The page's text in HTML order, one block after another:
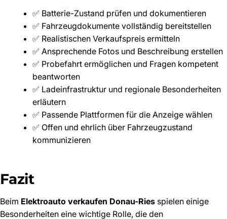
✅ Batterie-Zustand prüfen und dokumentieren
✅ Fahrzeugdokumente vollständig bereitstellen
✅ Realistischen Verkaufspreis ermitteln
✅ Ansprechende Fotos und Beschreibung erstellen
✅ Probefahrt ermöglichen und Fragen kompetent
beantworten
✅ Ladeinfrastruktur und regionale Besonderheiten
erläutern
✅ Passende Plattformen für die Anzeige wählen
✅ Offen und ehrlich über Fahrzeugzustand
kommunizieren
Fazit
Beim Elektroauto verkaufen Donau-Ries spielen einige
Besonderheiten eine wichtige Rolle, die den